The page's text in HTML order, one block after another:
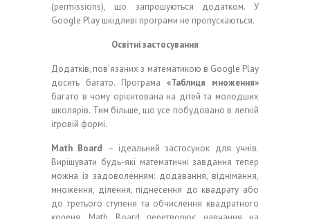
(permissions), що запрошуються додатком. У
Google Play шкідливі програми не пропускаються.
Освітні застосування
Додатків, пов’язаних з математикою в Google Play
досить багато. Програма «Таблиця множення»
багато в чому орієнтована на дітей та молодших
школярів. Тим більше, що усе побудовано в легкій
ігровій формі.
Маth Воагd – ідеальний застосунок для учнів.
Вирішувати будь-які математичні завдання тепер
можна із задоволенням: додавання, віднімання,
множення, ділення, піднесення до квадрату або
до третього ступеня та обчислення квадратного